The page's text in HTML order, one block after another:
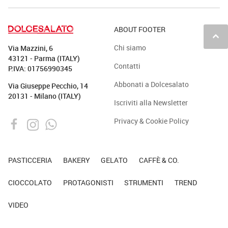
keyboard_arrow_up
Via Mazzini, 6
43121 - Parma (ITALY)
P.IVA: 01756990345
Via Giuseppe Pecchio, 14
20131 - Milano (ITALY)
ABOUT FOOTER
Chi siamo
Contatti
Abbonati a Dolcesalato
Iscriviti alla Newsletter
Privacy & Cookie Policy
PASTICCERIA BAKERY GELATO CAFFÈ & CO.
CIOCCOLATO PROTAGONISTI STRUMENTI TREND
VIDEO